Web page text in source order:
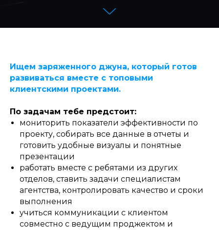
Ищем заряженного джуна, который готов
развиваться вместе с топовыми
клиентскими проектами.
По задачам тебе предстоит:
мониторить показатели эффективности по
проекту, собирать все данные в отчеты и
готовить удобные визуалы и понятные
презентации
работать вместе с ребятами из других
отделов, ставить задачи специалистам
агентства, контролировать качество и сроки
выполнения
учиться коммуникации с клиентом
совместно с ведущим проджектом и